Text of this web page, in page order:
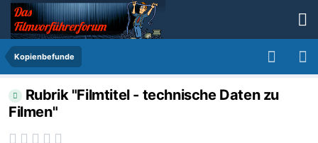
Kopienbefunde
Rubrik "Filmtitel - technische Daten zu
Filmen"